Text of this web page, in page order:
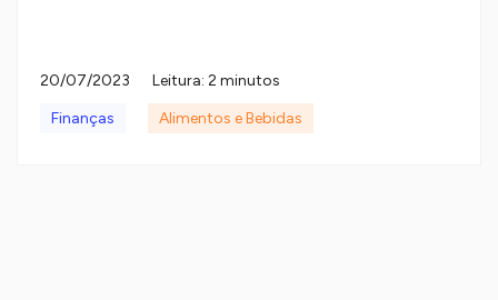
20/07/2023
Leitura: 2 minutos
Finanças
Alimentos e Bebidas